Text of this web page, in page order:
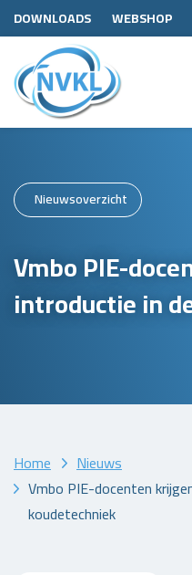
DOWNLOADS WEBSHOP
Nieuwsoverzicht
Vmbo PIE-
introductie in
Home
Nieuws
Vmbo PIE-docenten
koudetechniek